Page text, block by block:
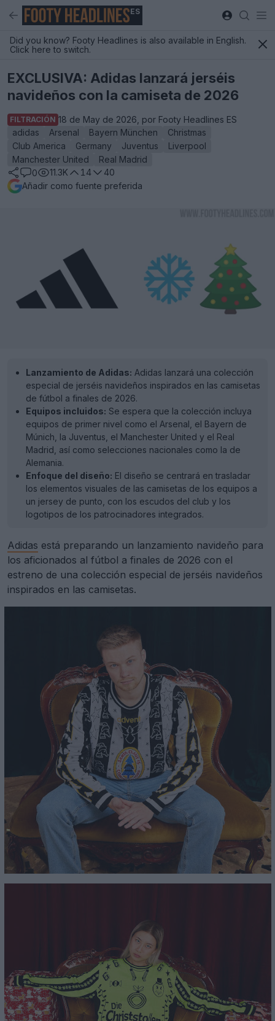
ES
Did you know? Footy Headlines is also available in English.
Click here to switch.
EXCLUSIVA: Adidas lanzará jerséis
navideños con la camiseta de 2026
FILTRACIÓN 18 de May de 2026, por Footy Headlines ES
adidas
Arsenal Bayern München
Christmas
Club America
Germany Juventus
Liverpool
Manchester United
Real Madrid
0
11.3K 14
40
Añadir como fuente preferida
Lanzamiento de Adidas: Adidas lanzará una colección
especial de jerséis navideños inspirados en las camisetas
de fútbol a finales de 2026.
Equipos incluidos: Se espera que la colección incluya
equipos de primer nivel como el Arsenal, el Bayern de
Múnich, la Juventus, el Manchester United y el Real
Madrid, así como selecciones nacionales como la de
Alemania.
Enfoque del diseño: El diseño se centrará en trasladar
los elementos visuales de las camisetas de los equipos a
un jersey de punto, con los escudos del club y los
logotipos de los patrocinadores integrados.
Adidas está preparando un lanzamiento navideño para
los aficionados al fútbol a finales de 2026 con el
estreno de una colección especial de jerséis navideños
inspirados en las camisetas.